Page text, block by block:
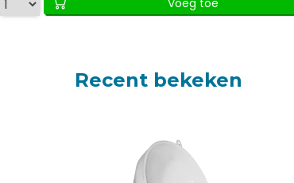
Voeg toe
Recent bekeken